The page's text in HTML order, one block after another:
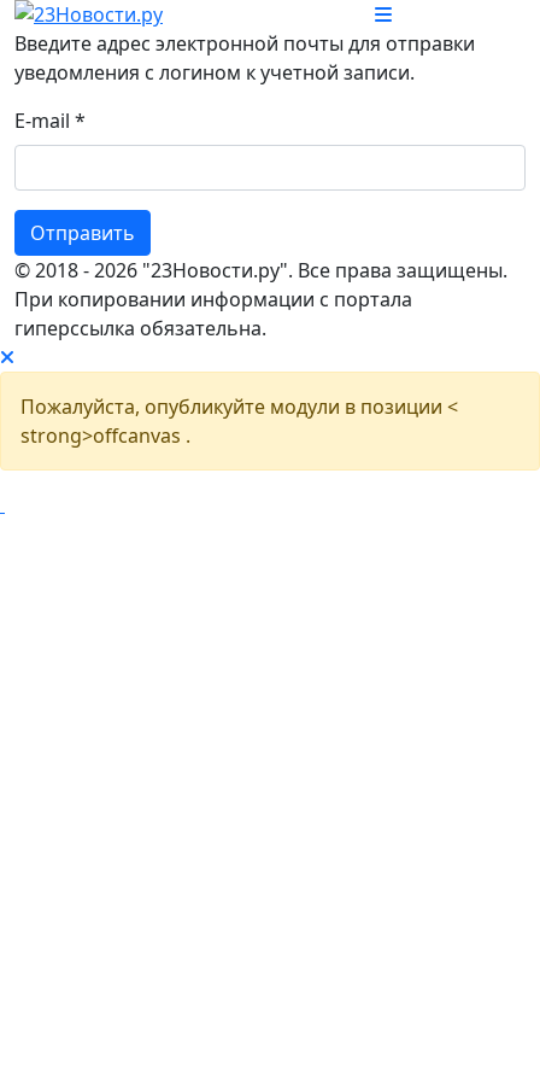
Введите адрес электронной почты для отправки
уведомления с логином к учетной записи.
E-mail *
Отправить
© 2018 - 2026 "23Новости.ру". Все права защищены.
При копировании информации с портала
гиперссылка обязательна.
Пожалуйста, опубликуйте модули в позиции <
strong>offcanvas .